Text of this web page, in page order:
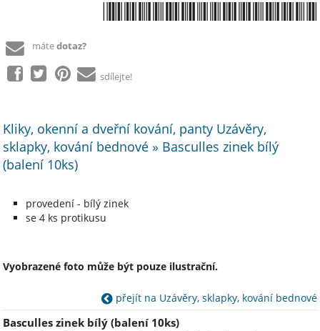
mátedotaz?
sdílejte!
Kliky, okenní a dveřní kování, panty Uzávěry,
sklapky, kování bednové » Basculles zinek bílý
(balení 10ks)
provedení - bílý zinek
se 4 ks protikusu
Vyobrazené foto může být pouze ilustrační.
přejít na Uzávěry, sklapky, kování bednové
Basculles zinek bílý (balení 10ks)